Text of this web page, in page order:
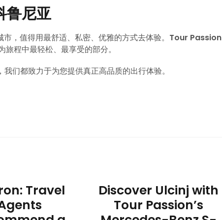
鲁尼亚
，值得用最舒适、私密、优雅的方式去体验。 Tour Passion
程中最轻松、最享受的部分。
们都致力于为您提供真正高品质的出行体验。
Travel
Discover Ulcinj with
Tour Passion’s